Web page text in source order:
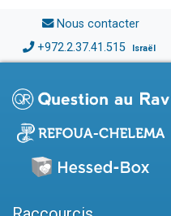
Nous contacter
+972.2.37.41.515 Israël